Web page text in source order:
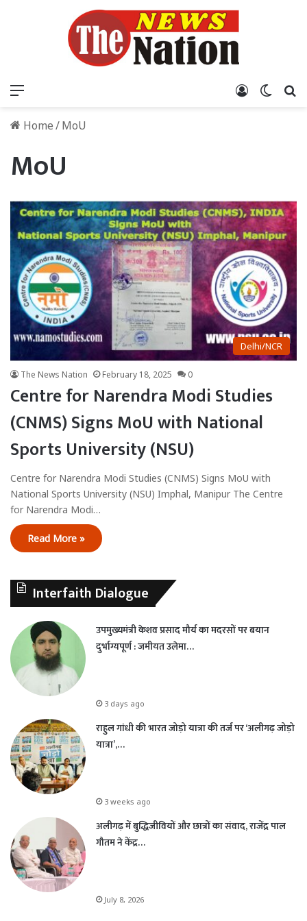
Log In
Home/MoU
MoU
Delhi/NCR
The News Nation February 18, 2025 0
Centre for Narendra Modi Studies
(CNMS) Signs MoU with National
Sports University (NSU)
Centre for Narendra Modi Studies (CNMS) Signs MoU with
National Sports University (NSU) Imphal, Manipur The Centre
for Narendra Modi…
Read More »
Interfaith Dialogue
उपमुख्यमंत्री केशव प्रसाद मौर्य का मदरसों पर बयान
दुर्भाग्यपूर्ण : जमीयत उलेमा…
3 days ago
राहुल गांधी की भारत जोड़ो यात्रा की तर्ज पर ‘अलीगढ़ जोड़ो
यात्रा’,…
3 weeks ago
अलीगढ़ में बुद्धिजीवियों और छात्रों का संवाद, राजेंद्र पाल
गौतम ने केंद्र…
July 8, 2026